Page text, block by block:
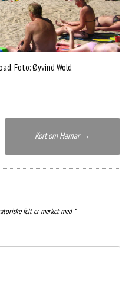
Foto: Øyvind Wold
Kort om Hamar →
felt er merket med *